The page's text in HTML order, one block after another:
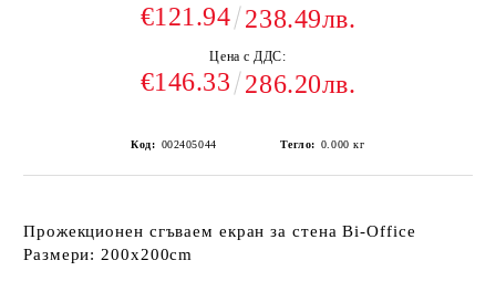
€121.94 238.49лв.
Цена с ДДС:
€146.33 286.20лв.
Код: 002405044 Тегло: 0.000 кг
Прожекционен сгъваем екран за стена Bi-Office
Размери: 200х200cm